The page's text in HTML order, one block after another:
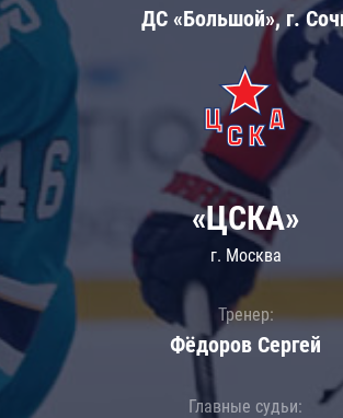
ДС «Большой», г.
«ЦСКА»
г. Москва
Тренер:
Фёдоров Сергей
Главные судьи: